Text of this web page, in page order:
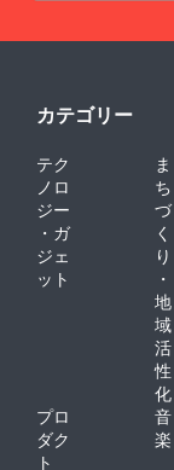
カテゴリー
テク
ノロ
ジー
・ガ
ジェ
ット
ま
ち
づ
く
り
・
地
域
活
性
化
プロ
ダク
ト
音
楽